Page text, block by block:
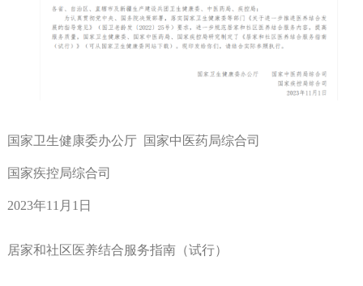
国家卫生健康委办公厅 国家中医药局综合司
国家疾控局综合司
2023年11月1日
居家和社区医养结合服务指南（试行）